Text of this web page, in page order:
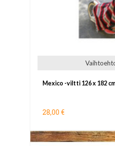
Mexico -viltti 126 x 182
28,00 €